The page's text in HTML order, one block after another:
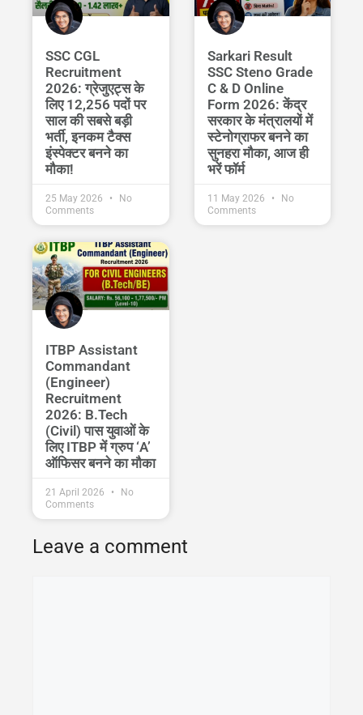
SSC CGL
Recruitment
2026: ग्रेजुएट्स के
लिए 12,256 पदों पर
साल की सबसे बड़ी
भर्ती, इनकम टैक्स
इंस्पेक्टर बनने का
मौका!
25 May 2026
No
Comments
Sarkari Result
SSC Steno Grade
C & D Online
Form 2026: केंद्र
सरकार के मंत्रालयों में
स्टेनोग्राफर बनने का
सुनहरा मौका, आज ही
भरें फॉर्म
11 May 2026
No
Comments
ITBP Assistant
Commandant
(Engineer)
Recruitment
2026: B.Tech
(Civil) पास युवाओं के
लिए ITBP में ग्रुप ‘A’
ऑफिसर बनने का मौका
21 April 2026
No
Comments
Leave a comment